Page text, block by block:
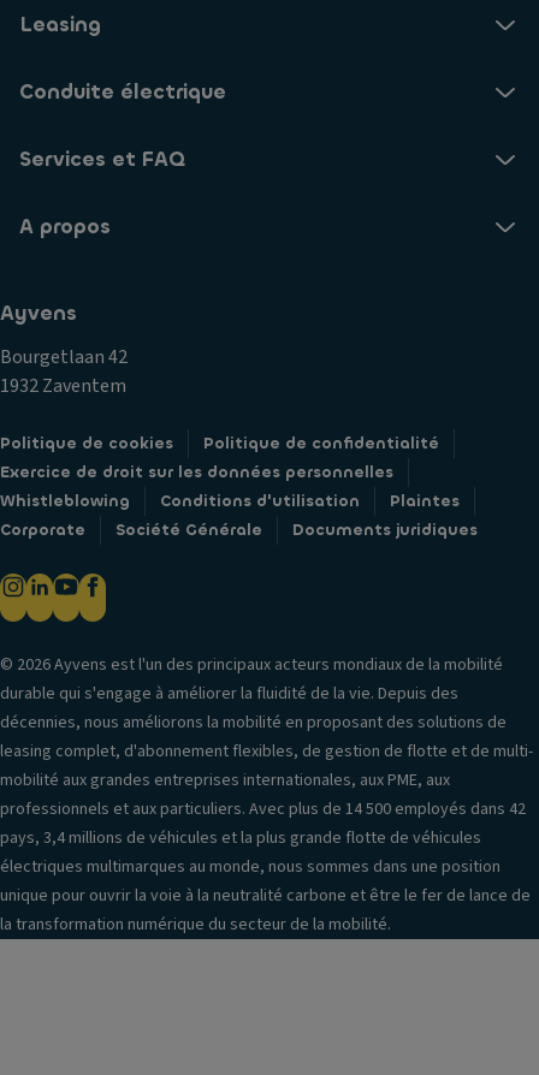
Leasing
Conduite électrique
Services et FAQ
A propos
Ayvens
Bourgetlaan 42
1932 Zaventem
Politique de cookies
Politique de confidentialité
Exercice de droit sur les données personnelles
Whistleblowing
Conditions d'utilisation
Plaintes
Corporate
Société Générale Documents juridiques
© 2026 Ayvens est l'un des principaux acteurs mondiaux de la mobilité
durable qui s'engage à améliorer la fluidité de la vie. Depuis des
décennies, nous améliorons la mobilité en proposant des solutions de
leasing complet, d'abonnement flexibles, de gestion de flotte et de multi-
mobilité aux grandes entreprises internationales, aux PME, aux
professionnels et aux particuliers. Avec plus de 14 500 employés dans 42
pays, 3,4 millions de véhicules et la plus grande flotte de véhicules
électriques multimarques au monde, nous sommes dans une position
unique pour ouvrir la voie à la neutralité carbone et être le fer de lance de
la transformation numérique du secteur de la mobilité.